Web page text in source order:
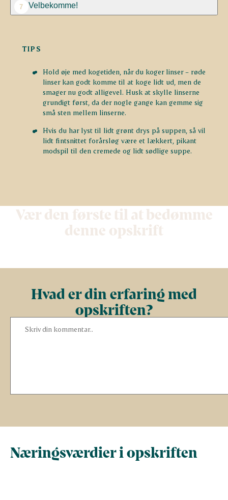
7 Velbekomme!
TIPS
Hold øje med kogetiden, når du koger linser – røde
linser kan godt komme til at koge lidt ud, men de
smager nu godt alligevel. Husk at skylle linserne
grundigt først, da der nogle gange kan gemme sig
små sten mellem linserne.
Hvis du har lyst til lidt grønt drys på suppen, så vil
lidt fintsnittet forårsløg være et lækkert, pikant
modspil til den cremede og lidt sødlige suppe.
Vær den første til at bedømme
denne opskrift
Hvad er din erfaring med
opskriften?
Næringsværdier i opskriften